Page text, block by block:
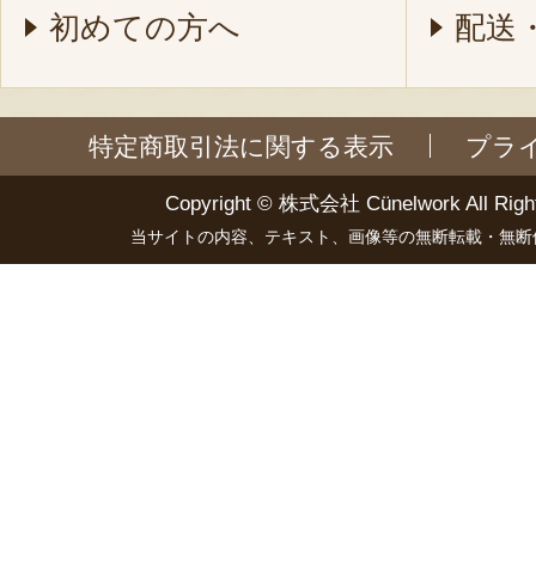
初めての方へ 配送
特定商取引法に関する表示 プラ
Copyright © 株式会社 Cünelwork All
当サイトの内容、テキスト、画像等の無断転載・無